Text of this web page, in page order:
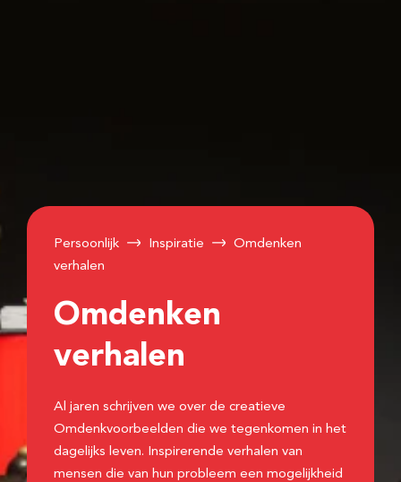
Persoonlijk Inspiratie
Omdenken
verhalen
Omdenken
verhalen
Al jaren schrijven we over de creatieve
Omdenkvoorbeelden die we tegenkomen in het
dagelijks leven. Inspirerende verhalen van
mensen die van hun probleem een mogelijkheid